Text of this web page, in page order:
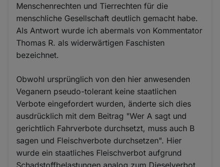
Menschenrechten und Tierrechten für die
menschliche Gesellschaft deutlich gemacht habe.
Als Antwort wurde ich abermals von Kommentator
Thomas R. als widerwärtigen Faschisten
bezeichnet.
Obwohl ursprünglich von den hier anwesenden
Veganern pseudo-tolerant keine staatlichen
Verbote eingefordert wurden, änderte sich dies
ausdrücklich mit dem Beitrag "Wer A sagt und
gerichtlich Fahrverbote durchsetzt, muss auch B
sagen und Fleischverbote durchsetzen". Hier
wurde ein staatliches Fleischverbot aufgrund
Schadstoffbelastungen analog zum Dieselverbot